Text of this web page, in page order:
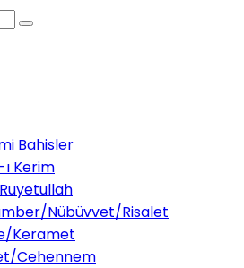
Bahisler
Kerim
Nübüvvet/Risalet
Keramet
Cehennem